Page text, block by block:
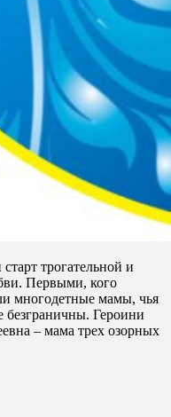
трогательной и
Первыми, кого
многодетные мамы, чья
безграничны. Героини
– мама трех озорных